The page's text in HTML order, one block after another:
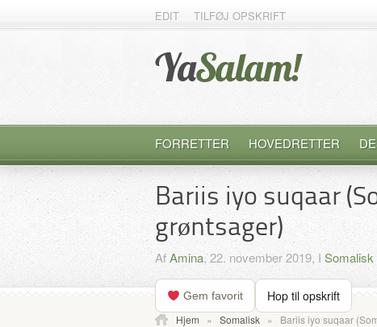
EDIT TILFØJ OPSKRIFT
FORRETTER HOVEDRETTER
Bariis iyo suqaar
grøntsager)
AfAmina, 22. november 2019, ISomalisk
Gem favorit Hop til opskrift
Hjem » Somalisk » Bariis iyo suqaar